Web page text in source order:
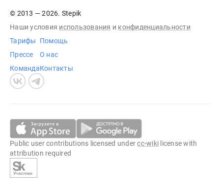
© 2013 — 2026. Stepik
Наши условия использования и конфиденциальности
Тарифы
Прессе
Команда
Помощь
О нас
Контакты
Public user contributions licensed undercc-wiki license with
attribution required